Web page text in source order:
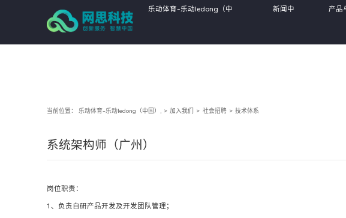
乐动体育-乐动ledong（中 新闻中 产品
当前位置： 乐动体育-乐动ledong（中国）, > 加入我们 > 社会招聘 > 技术体系
系统架构师（广州）
岗位职责：
1、负责自研产品开发及开发团队管理；